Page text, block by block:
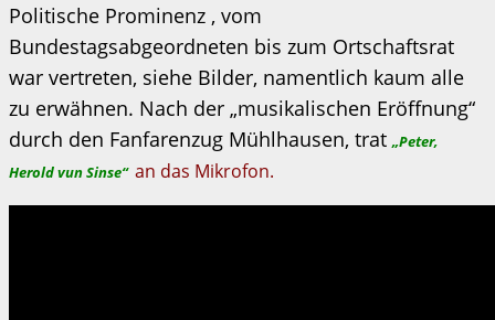
Politische Prominenz , vom
Bundestagsabgeordneten bis zum Ortschaftsrat
war vertreten, siehe Bilder, namentlich kaum alle
zu erwähnen. Nach der „musikalischen Eröffnung“
durch den Fanfarenzug Mühlhausen, trat „Peter,
Herold vun Sinse“ an das Mikrofon.